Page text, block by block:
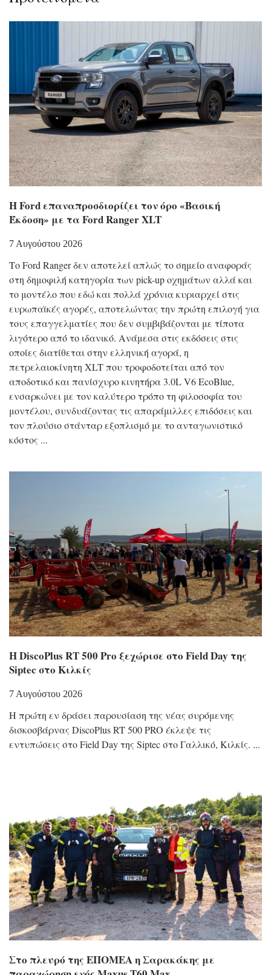
Η Ford επαναπροσδιορίζει τον όρο «Βασική
Έκδοση» με τα Ford Ranger XLT
7 Αυγούστου 2026
Το Ford Ranger δεν αποτελεί απλώς το σημείο αναφοράς
στη δημοφιλή κατηγορία των pick-up οχημάτων αλλά και
το μοντέλο που εδώ και πολλά χρόνια κυριαρχεί στις
ευρωπαϊκές αγορές, αποτελώντας την πρώτη επιλογή για
τους επαγγελματίες που δεν συμβιβάζονται με τίποτα
λιγότερο από το ιδανικό. Ανάμεσα στις εκδόσεις στις
οποίες διατίθεται στην ελληνική αγορά, η
πετρελαιοκίνητη XLT που τροφοδοτείται από τον
αποδοτικό και πανίσχυρο κινητήρα 3.0L V6 EcoBlue,
ενσαρκώνει με τον καλύτερο τρόπο τη φιλοσοφία του
μοντέλου, συνδυάζοντας τις απαράμιλλες επιδόσεις και
τον πλούσιο στάνταρ εξοπλισμό με το ανταγωνιστικό
κόστος
Η DiscoPlus RT 500 Pro ξεχώρισε στο Field Day της
Siptec στο Κιλκίς
7 Αυγούστου 2026
Η πρώτη εν δράσει παρουσίαση της νέας συρόμενης
δισκοσβάρνας DiscoPlus RT 500 PRO έκλεψε τις
εντυπώσεις στο Field Day της Siptec στο Γαλλικό, Κιλκίς.
Στο πλευρό της ΕΠΟΜΕΑ η Σαρακάκης με